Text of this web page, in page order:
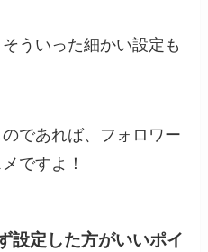
ういった細かい設定も
であれば、フォロワー
ですよ！
設定した方がいいポイ